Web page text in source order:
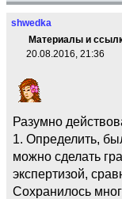
shwedka
Материалы и
20.08.2016, 21:36
Разумно
1. Определить,
можно сделать
экспертизой,
Сохранилось